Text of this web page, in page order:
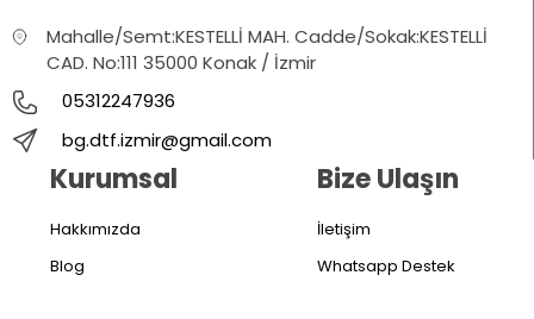
Mahalle/Semt:KESTELLİ MAH. Cadde/Sokak:KESTELLİ
CAD. No:111 35000 Konak / İzmir
05312247936
bg.dtf.izmir@gmail.com
Kurumsal
Hakkımızda
Blog
Bize Ulaşın
İletişim
Whatsapp Destek